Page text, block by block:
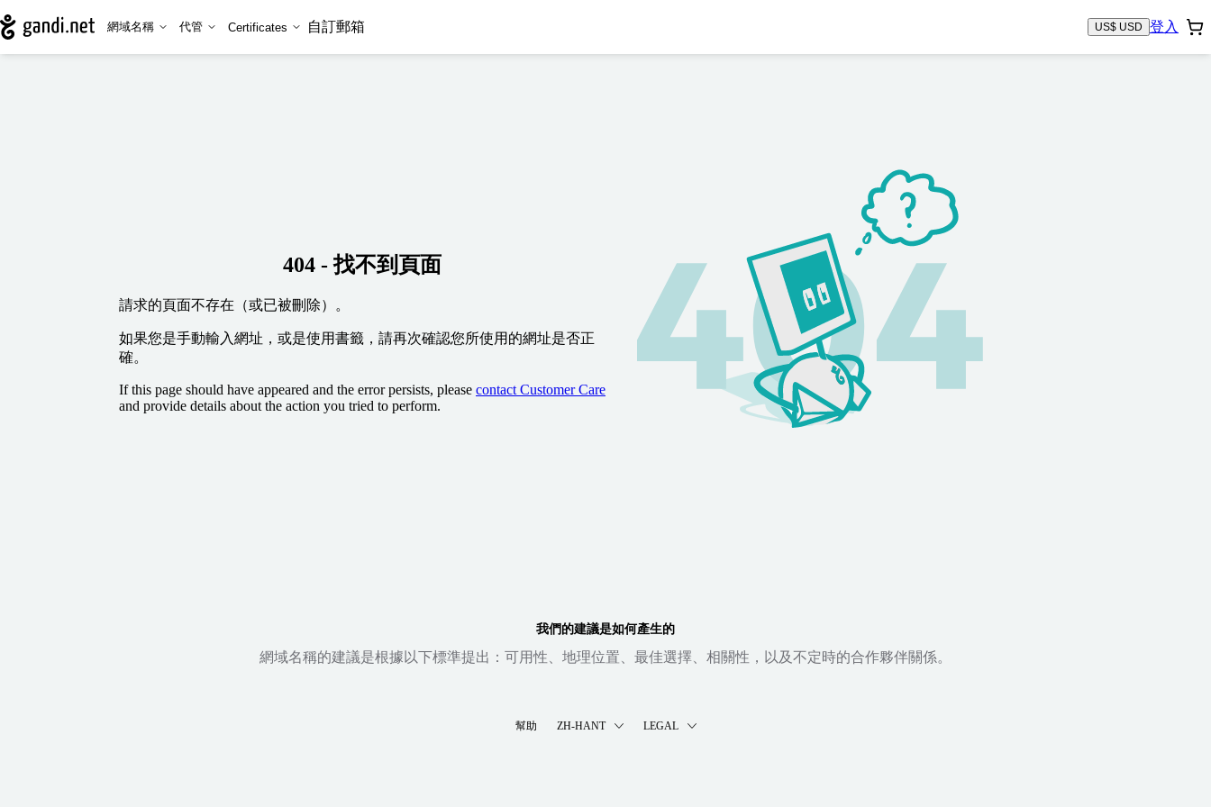
網域名稱 代管 Certificates 自訂郵箱 US$ USD 登入
404 - 找不到頁面
請求的頁面不存在（或已被刪除）。
如果您是手動輸入網址，或是使用書籤，請再次確認您所使用的網址是否正
確。
If this page should have appeared and the error persists, please contact Customer Care
and provide details about the action you tried to perform.
我們的建議是如何產生的
網域名稱的建議是根據以下標準提出：可用性、地理位置、最佳選擇、相關性，以及不定時的合作夥伴關係。
幫助 ZH-HANT LEGAL